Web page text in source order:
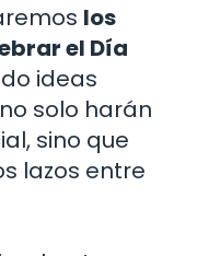
los
el Día
ideas
solo harán
sino que
lazos entre